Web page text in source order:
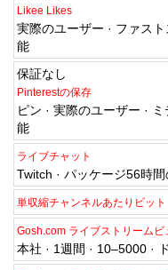
Likee Likes
実際のユーザー · ファス
能
保証なし
Pinterestの保存
ピン · 実際のユーザー ·
能
ライブチャット
Twitch · パッケージ56時間
単収縮チャンネルあたりビット
Gosh.com ライブストリームビ
本社 · 1週間 · 10–5000 ·